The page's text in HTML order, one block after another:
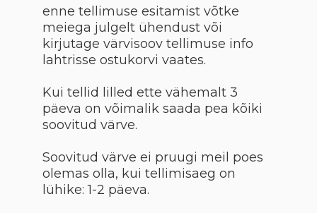
enne tellimuse esitamist võtke
meiega julgelt ühendust või
kirjutage värvisoov tellimuse info
lahtrisse ostukorvi vaates.
Kui tellid lilled ette vähemalt 3
päeva on võimalik saada pea kõiki
soovitud värve.
Soovitud värve ei pruugi meil poes
olemas olla, kui tellimisaeg on
lühike: 1-2 päeva.